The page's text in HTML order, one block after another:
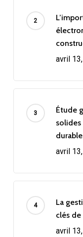
avril
Étude
avril
La
clés de
avril